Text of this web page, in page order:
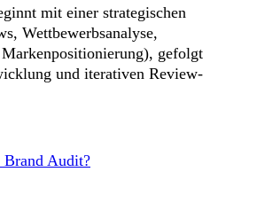
mit einer strategischen
Wettbewerbsanalyse,
gefolgt
und iterativen Review-
Brand Audit?